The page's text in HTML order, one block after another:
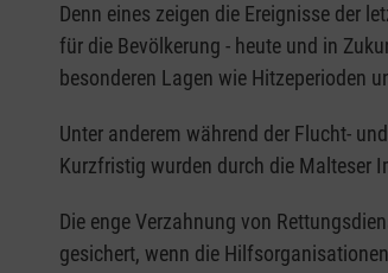
Denn eines zeigen die Ereignisse der
für die Bevölkerung - heute und in
besonderen Lagen wie Hitzeperioden
Unter anderem während der Flucht-
Kurzfristig wurden durch die Malteser
Die enge Verzahnung von
gesichert, wenn die